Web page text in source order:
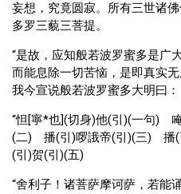
妄想，究竟圆寂。所有三世诸
多罗三藐三菩提。
“是故，应知般若波罗蜜多是广
而能息除一切苦恼，是即真实
我今宣说般若波罗蜜多大明曰：
“怛[寧*也](切身)他(引)(一句)
(二) 播(引)啰誐帝(引)(三)
(引)贺(引)(五)
“舍利子！诸菩萨摩诃萨，若能